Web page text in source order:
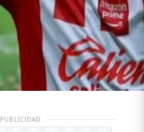
PUBLICIDAD